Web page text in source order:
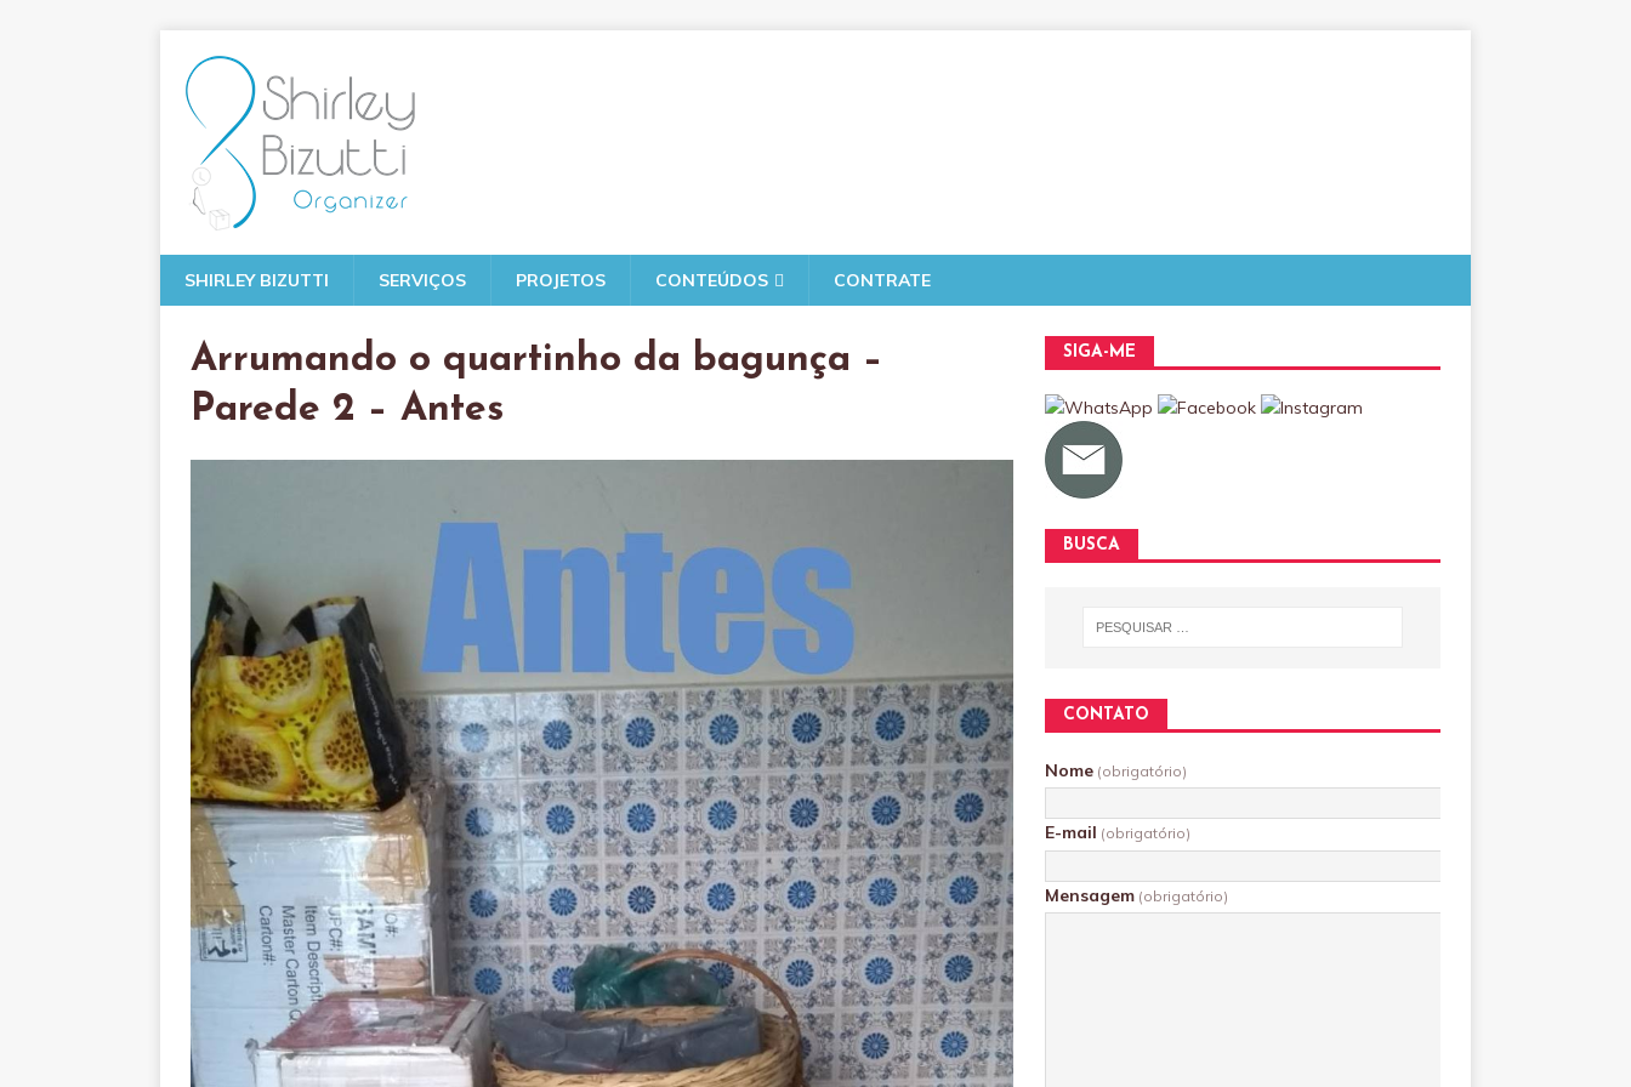
SHIRLEY BIZUTTI SERVIÇOS PROJETOS CONTEÚDOS CONTRATE
Arrumando o quartinho da bagunça –
Parede 2 – Antes
SIGA-ME
BUSCA
CONTATO
Nome (obrigatório)
E-mail (obrigatório)
Mensagem (obrigatório)